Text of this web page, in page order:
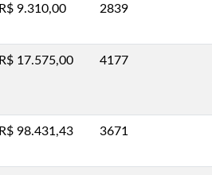
R$ 9.310,00 2839
R$ 17.575,00 4177
R$ 98.431,43 3671